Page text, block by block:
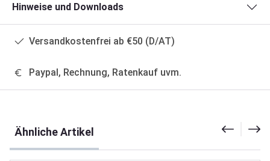
Hinweise und Downloads
Versandkostenfrei ab €50 (D/AT)
Paypal, Rechnung, Ratenkauf uvm.
Ähnliche Artikel